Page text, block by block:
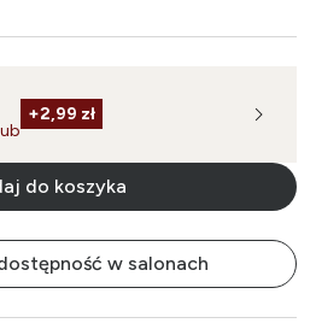
+2,99 zł
do koszyka
w salonach